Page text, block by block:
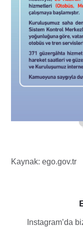
Kaynak: ego.gov.tr
Instagram’da